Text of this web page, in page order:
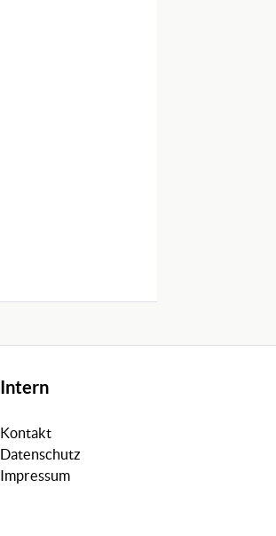
Intern
Kontakt
Datenschutz
Impressum